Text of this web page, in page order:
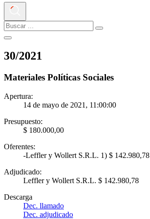
30/2021
Materiales Políticas Sociales
Apertura:
14 de mayo de 2021, 11:00:00
Presupuesto:
$ 180.000,00
Oferentes:
-Leffler y Wollert S.R.L. 1) $ 142.980,78
Adjudicado:
Leffler y Wollert S.R.L. $ 142.980,78
Descarga
Dec. llamado
Dec. adjudicado